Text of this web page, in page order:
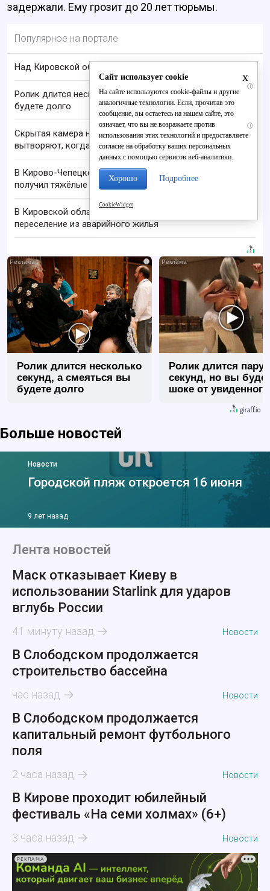
задержали. Ему грозит до 20 лет тюрьмы.
Популярное на портале
Над Кировской областью сбили БПЛА
i
Ролик длится несколько секунд, а смеяться вы
будете долго
i
Скрытая камера на пляже Крыма: Что люди
вытворяют, когда их не видят...
В Кирово-Чепецке рабочий упал с лестницы и
получил тяжёлые травмы
В Кировской области выделили деньги на
переселение из аварийного жилья
i
Ролик длится несколько
секунд, а смеяться вы
будете долго
Ролик длится пару
секунд, но вы
шоке от увиденного
Больше новостей
Новости
Городской пляж откроется 16 июня
9 лет назад
Лента новостей
Маск отказывает Киеву в
использовании Starlink для ударов
вглубь России
41 минуту назад Новости
В Слободском продолжается
строительство бассейна
час назад Новости
В Слободском продолжается
капитальный ремонт футбольного
поля
2 часа назад Новости
В Кирове проходит юбилейный
фестиваль «На семи холмах» (6+)
3 часа назад Новости
РЕКЛАМА
x
Сайт использует cookie
На сайте используются cookie-файлы и другие
аналогичные технологии. Если, прочитав это
сообщение, вы остаетесь на нашем сайте, это
означает, что вы не возражаете против
использования этих технологий и предоставляете
согласие на обработку ваших персональных
данных с помощью сервисов веб-аналитики.
Хорошо Подробнее
CookieWidget